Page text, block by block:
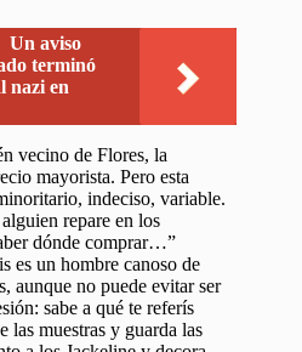
Un aviso
terminó
nazi en
vecino de Flores, la
mayorista. Pero esta
indeciso, variable.
repare en los
dónde comprar…”
es un hombre canoso de
aunque no puede evitar ser
sabe a qué te referís
las muestras y guarda las